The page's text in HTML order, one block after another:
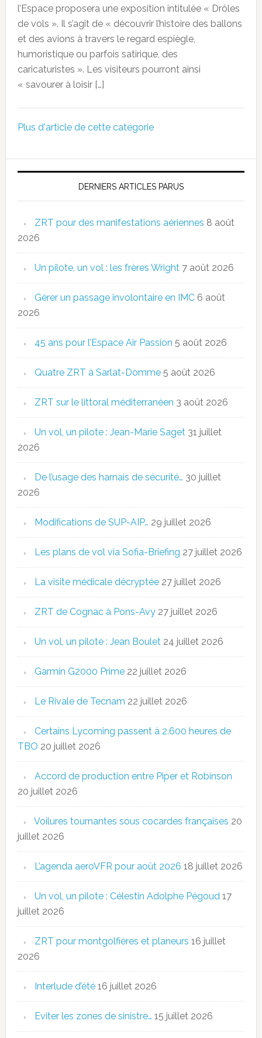
l’Espace proposera une exposition intitulée « Drôles
de vols ». Il s’agit de « découvrir l’histoire des ballons
et des avions à travers le regard espiègle,
humoristique ou parfois satirique, des
caricaturistes ». Les visiteurs pourront ainsi
« savourer à loisir […]
Plus d'article de cette catégorie
DERNIERS ARTICLES PARUS
ZRT pour des manifestations aériennes 8 août
2026
Un pilote, un vol : les frères Wright 7 août 2026
Gérer un passage involontaire en IMC 6 août
2026
45 ans pour l’Espace Air Passion 5 août 2026
Quatre ZRT à Sarlat-Domme 5 août 2026
ZRT sur le littoral méditerranéen 3 août 2026
Un vol, un pilote : Jean-Marie Saget 31 juillet
2026
De l’usage des harnais de sécurité… 30 juillet
2026
Modifications de SUP-AIP… 29 juillet 2026
Les plans de vol via Sofia-Briefing 27 juillet 2026
La visite médicale décryptée 27 juillet 2026
ZRT de Cognac à Pons-Avy 27 juillet 2026
Un vol, un pilote : Jean Boulet 24 juillet 2026
Garmin G2000 Prime 22 juillet 2026
Le Rivale de Tecnam 22 juillet 2026
Certains Lycoming passent à 2.600 heures de
TBO 20 juillet 2026
Accord de production entre Piper et Robinson
20 juillet 2026
Voilures tournantes sous cocardes françaises 20
juillet 2026
L’agenda aeroVFR pour août 2026 18 juillet 2026
Un vol, un pilote : Célestin Adolphe Pégoud 17
juillet 2026
ZRT pour montgolfières et planeurs 16 juillet
2026
Interlude d’été 16 juillet 2026
Eviter les zones de sinistre… 15 juillet 2026